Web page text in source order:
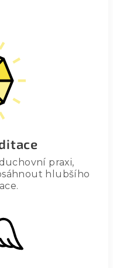
praxi,
hlubšího